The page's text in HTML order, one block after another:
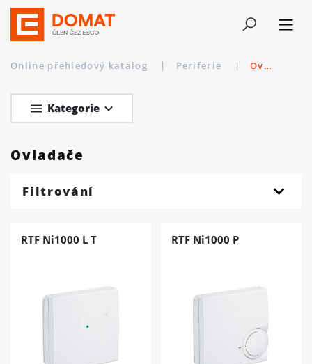
Online přehledový katalog | Periferie | Ovladače
Kategorie
Ovladače
Filtrování
RTF Ni1000 L T RTF Ni1000 P